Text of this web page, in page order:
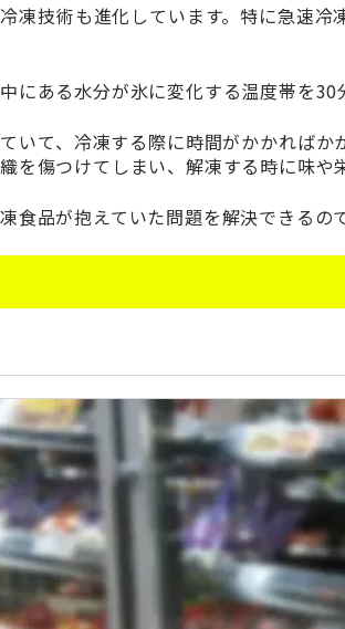
凍技術も進化しています。特に急速
にある水分が氷に変化する温度帯を30
いて、冷凍する際に時間がかかれば
を傷つけてしまい、解凍する時に味や
食品が抱えていた問題を解決できるので